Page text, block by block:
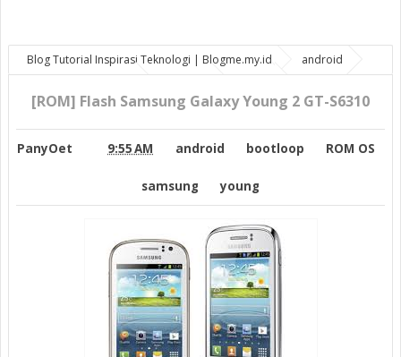
Blog Tutorial Inspirasi Teknologi | Blogme.my.id
android
bootloop
ROM OS samsung young
[ROM] Flash
Samsung Galaxy Young 2 GT-S6310
[ROM] Flash Samsung Galaxy Young 2 GT-S6310
PanyOet 9:55 AM android bootloop ROM OS
samsung young